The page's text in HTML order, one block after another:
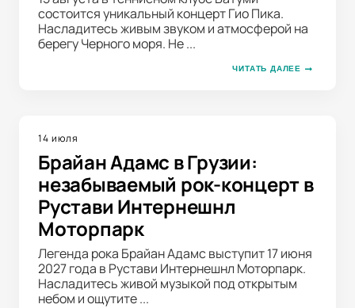
состоится уникальный концерт Гио Пика.
Насладитесь живым звуком и атмосферой на
берегу Черного моря. Не ...
ЧИТАТЬ ДАЛЕЕ
14 июля
Брайан Адамс в Грузии:
незабываемый рок-концерт в
Рустави Интернешнл
Моторпарк
Легенда рока Брайан Адамс выступит 17 июня
2027 года в Рустави Интернешнл Моторпарк.
Насладитесь живой музыкой под открытым
небом и ощутите ...